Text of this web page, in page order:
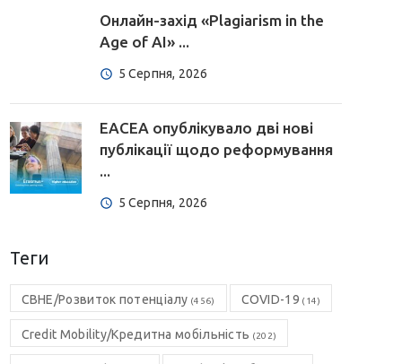
Онлайн-захід «Plagiarism in the
Age of AI» ...
5 Серпня, 2026
EACEA опублікувало дві нові
публікації щодо реформування
...
5 Серпня, 2026
Теги
CBHE/Розвиток потенціалу (456) COVID-19 (14)
Credit Mobility/Кредитна мобільність (202)